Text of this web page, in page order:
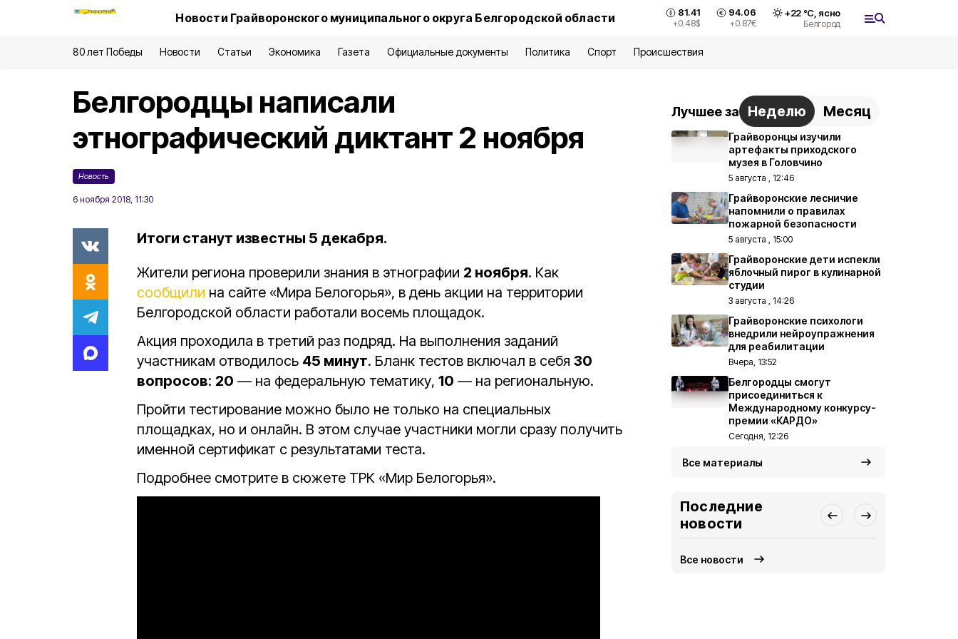
Новости Грайворонского муниципального округа Белгородской области 81.41
+0.48$
94.06
+0.87€
+22°С, ясно
Белгород
80 лет Победы Новости Статьи Экономика Газета Официальные документы Политика Спорт Происшествия
Белгородцы написали
этнографический диктант 2 ноября
Новость
6 ноября 2018, 11:30
Итоги станут известны 5 декабря.
Жители региона проверили знания в этнографии 2 ноября. Как
сообщили на сайте «Мира Белогорья», в день акции на территории
Белгородской области работали восемь площадок.
Акция проходила в третий раз подряд. На выполнения заданий
участникам отводилось 45 минут. Бланк тестов включал в себя 30
вопросов: 20 — на федеральную тематику, 10 — на региональную.
Пройти тестирование можно было не только на специальных
площадках, но и онлайн. В этом случае участники могли сразу получить
именной сертификат с результатами теста.
Подробнее смотрите в сюжете ТРК «Мир Белогорья».
Лучшее за Неделю Месяц
Грайворонцы изучили
артефакты приходского
музея в Головчино
5 августа , 12:46
Грайворонские лесничие
напомнили о правилах
пожарной безопасности
5 августа , 15:00
Грайворонские дети испекли
яблочный пирог в кулинарной
студии
3 августа , 14:26
Грайворонские психологи
внедрили нейроупражнения
для реабилитации
Вчера, 13:52
Белгородцы смогут
присоединиться к
Международному конкурсу-
премии «КАРДО»
Сегодня, 12:26
Все материалы
Последние
новости
Все новости